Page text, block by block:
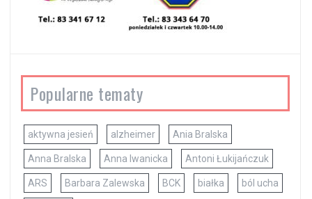
Popularne tematy
aktywna jesień alzheimer Ania Bralska
Anna Bralska Anna Iwanicka Antoni Łukijańczuk
ARS Barbara Zalewska BCK białka ból ucha